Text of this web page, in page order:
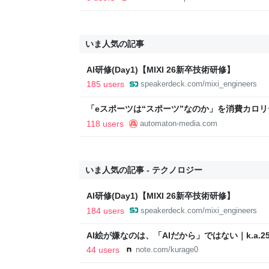
いま人気の記事
AI研修(Day1)【MIXI 26新卒技術研修】
185 users
speakerdeck.com/mixi_engineers
「eスポーツは“スポーツ”なのか」を消費カロ
ゲームで増える消費カロリーは、1時間で大体
118 users automaton-media.com
いま人気の記事 - テクノロジー
AI研修(Day1)【MIXI 26新卒技術研修】
184 users
speakerdeck.com/mixi_engineers
AI絵が嫌なのは、「AIだから」ではない｜
44 users
note.com/kurage0